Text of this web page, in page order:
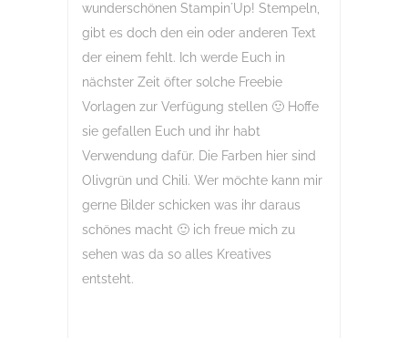
wunderschönen Stampin´Up! Stempeln,
gibt es doch den ein oder anderen Text
der einem fehlt. Ich werde Euch in
nächster Zeit öfter solche Freebie
Vorlagen zur Verfügung stellen 🙂 Hoffe
sie gefallen Euch und ihr habt
Verwendung dafür. Die Farben hier sind
Olivgrün und Chili. Wer möchte kann mir
gerne Bilder schicken was ihr daraus
schönes macht 🙂 ich freue mich zu
sehen was da so alles Kreatives
entsteht.